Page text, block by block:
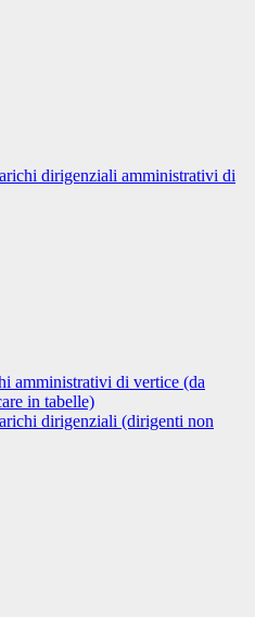
dirigenziali amministrativi di
amministrativi di vertice (da
in tabelle)
dirigenziali (dirigenti non